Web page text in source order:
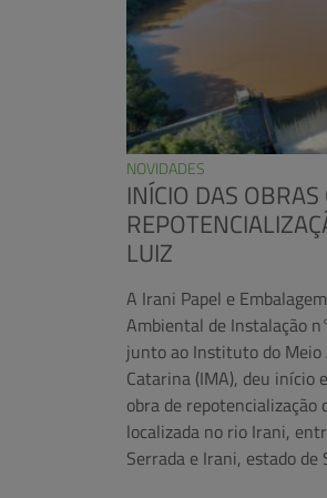
NOVIDADES
INÍCIO DAS OBRAS
LUIZ
A Irani Papel e
Ambiental de Instalação
junto ao Instituto do
Catarina (IMA), deu início
obra de repotencialização
localizada no rio Irani,
Serrada e Irani, estado